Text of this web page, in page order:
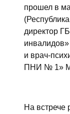
прошел в
директор
и врач-
ПНИ № 1»
На встрече